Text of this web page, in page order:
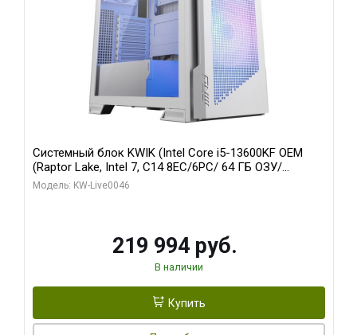
Системный блок KWIK (Intel Core i5-13600KF OEM
(Raptor Lake, Intel 7, C14 8EC/6PC/ 64 ГБ ОЗУ/
Gigabyte RTX5060Ti GAMING OC 8GB GDDR7 128bit
Модель: KW-Live0046
219 994 руб.
В наличии
Купить